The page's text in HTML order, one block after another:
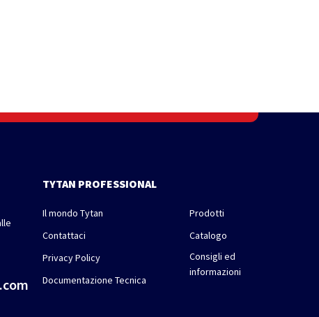
TYTAN PROFESSIONAL
Il mondo Tytan
Contattaci
Privacy Policy
Documentazione Tecnica
Prodotti
Catalogo
Consigli ed
informazioni